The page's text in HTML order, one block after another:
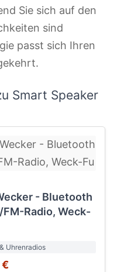
Sie sich auf den
sind
passt sich Ihren
Smart Speaker
- Bluetooth
Radio, Weck-
Uhrenradios
€